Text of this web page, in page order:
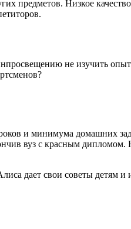
предметов. Низкое
не изучить опыт
и минимума домашних
вуз с красным
дает свои советы детям и